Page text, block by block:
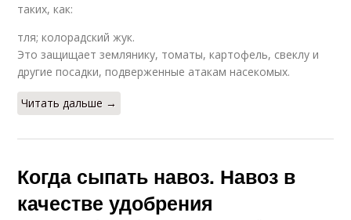
таких, как:
тля; колорадский жук.
Это защищает землянику, томаты, картофель, свеклу и
другие посадки, подверженные атакам насекомых.
Читать дальше →
Когда сыпать навоз. Навоз в
качестве удобрения